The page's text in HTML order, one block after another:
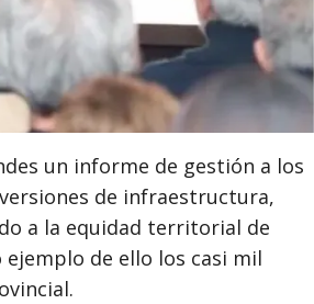
un informe de gestión a los
de infraestructura,
a la equidad territorial de
de ello los casi mil